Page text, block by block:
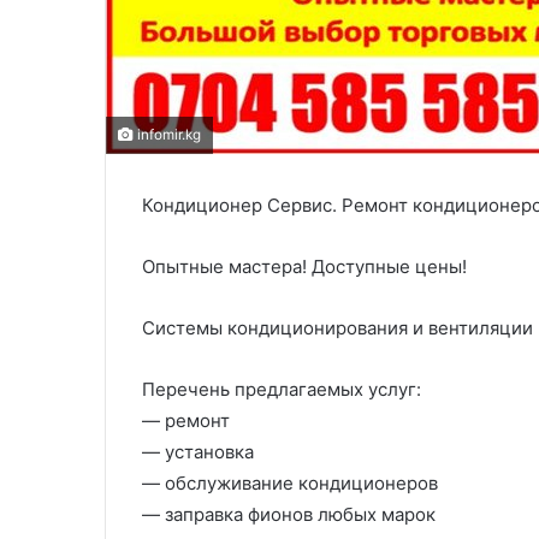
infomir.kg
Кондиционер Сервис. Ремонт
Опытные мастера! Доступные цены!
Системы кондиционирования и вентиляции
Перечень предлагаемых услуг:
— ремонт
— установка
— обслуживание кондиционеров
— заправка фионов любых марок